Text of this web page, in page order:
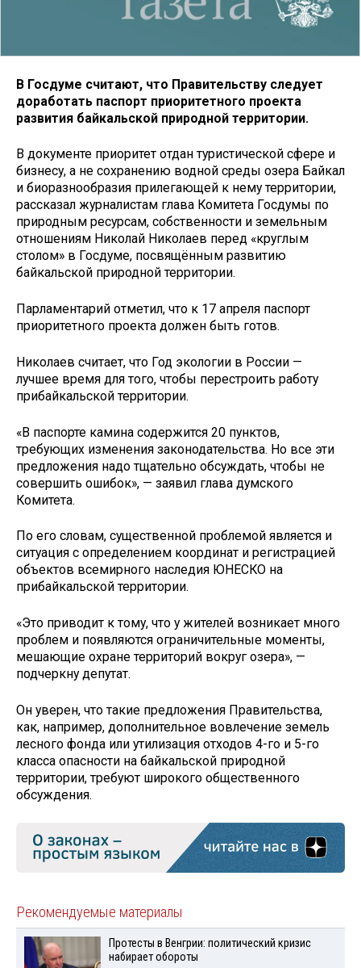
В Госдуме считают, что Правительству следует
доработать паспорт приоритетного проекта
развития байкальской природной территории.
В документе приоритет отдан туристической сфере и
бизнесу, а не сохранению водной среды озера Байкал
и биоразнообразия прилегающей к нему территории,
рассказал журналистам глава Комитета Госдумы по
природным ресурсам, собственности и земельным
отношениям Николай Николаев перед «круглым
столом» в Госдуме, посвящённым развитию
байкальской природной территории.
Парламентарий отметил, что к 17 апреля паспорт
приоритетного проекта должен быть готов.
Николаев считает, что Год экологии в России —
лучшее время для того, чтобы перестроить работу
прибайкальской территории.
«В паспорте камина содержится 20 пунктов,
требующих изменения законодательства. Но все эти
предложения надо тщательно обсуждать, чтобы не
совершить ошибок», — заявил глава думского
Комитета.
По его словам, существенной проблемой является и
ситуация с определением координат и регистрацией
объектов всемирного наследия ЮНЕСКО на
прибайкальской территории.
«Это приводит к тому, что у жителей возникает много
проблем и появляются ограничительные моменты,
мешающие охране территорий вокруг озера», —
подчеркну депутат.
Он уверен, что такие предложения Правительства,
как, например, дополнительное вовлечение земель
лесного фонда или утилизация отходов 4-го и 5-го
класса опасности на байкальской природной
территории, требуют широкого общественного
обсуждения.
Рекомендуемые материалы
Протесты в Венгрии: политический кризис
набирает обороты